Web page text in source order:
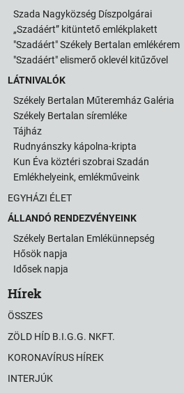
Szada Nagyközség Díszpolgárai
„Szadáért” kitüntető emlékplakett
"Szadáért" Székely Bertalan emlékérem
"Szadáért" elismerő oklevél kitűzővel
LÁTNIVALÓK
Székely Bertalan Műteremház Galéria
Székely Bertalan síremléke
Tájház
Rudnyánszky kápolna-kripta
Kun Éva köztéri szobrai Szadán
Emlékhelyeink, emlékműveink
EGYHÁZI ÉLET
ÁLLANDÓ RENDEZVÉNYEINK
Székely Bertalan Emlékünnepség
Hősök napja
Idősek napja
Hírek
ÖSSZES
ZÖLD HÍD B.I.G.G. NKFT.
KORONAVÍRUS HÍREK
INTERJÚK